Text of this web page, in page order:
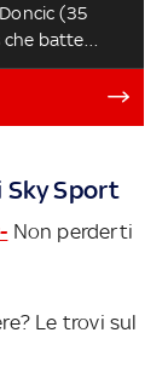
(35
che batte
firmano
che siSport
Non perderti
Le trovi sul